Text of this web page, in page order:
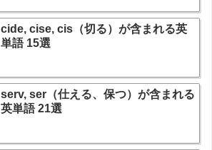
cide, cise, cis（切る）が含まれる英
単語 15選
serv, ser（仕える、保つ）が含まれる
英単語 21選